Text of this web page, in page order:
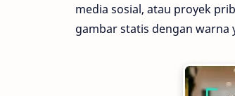
media sosial, atau proyek
gambar statis dengan warna